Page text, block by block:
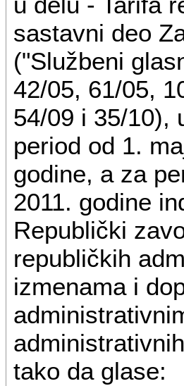
sastavni deo
("Službeni
42/05, 61/05,
54/09 i 35/10),
period od 1.
godine, a za
2011. godine
Republički
republičkih
izmenama i
tako da glase: